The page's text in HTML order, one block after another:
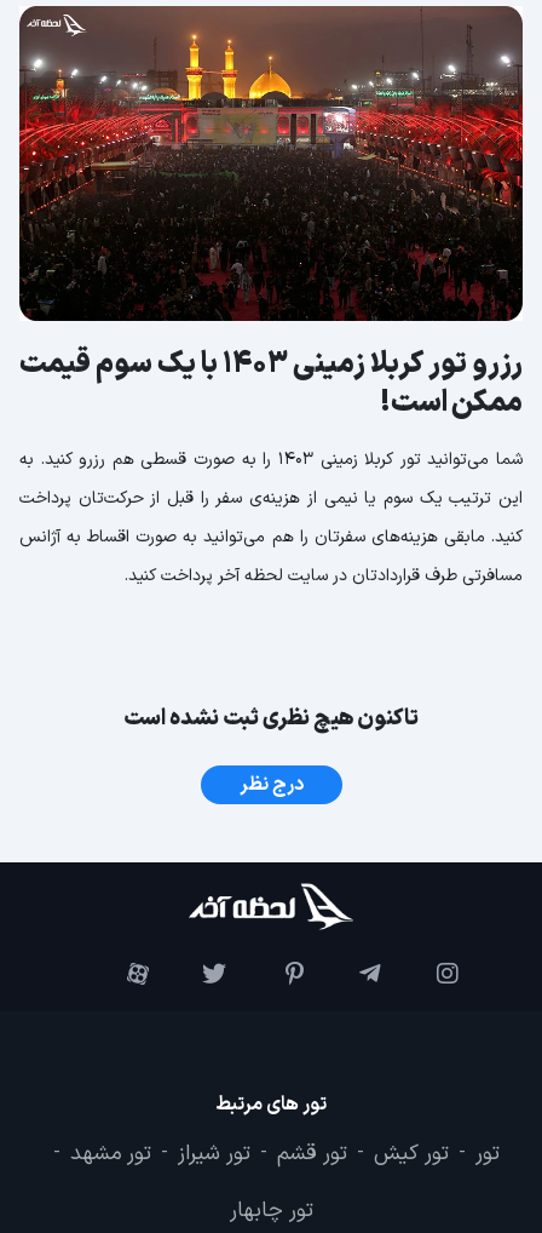
رزرو تور کربلا زمینی 1403 با یک سوم قیمت
ممکن است!
شما می‌توانید تور کربلا زمینی 1403 را به صورت قسطی هم رزرو کنید. به
این ترتیب یک سوم یا نیمی از هزینه‌ی سفر را قبل از حرکت‌تان پرداخت
کنید. مابقی هزینه‌های سفرتان را هم می‌توانید به صورت اقساط به آژانس
مسافرتی طرف قراردادتان در سایت لحظه آخر پرداخت کنید.
تاکنون هیچ نظری ثبت نشده است
درج نظر
تور های مرتبط
تور - تور کیش - تور قشم - تور شیراز - تور مشهد -
تور چابهار